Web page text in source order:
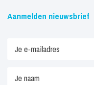
Aanmelden nieuwsbrief